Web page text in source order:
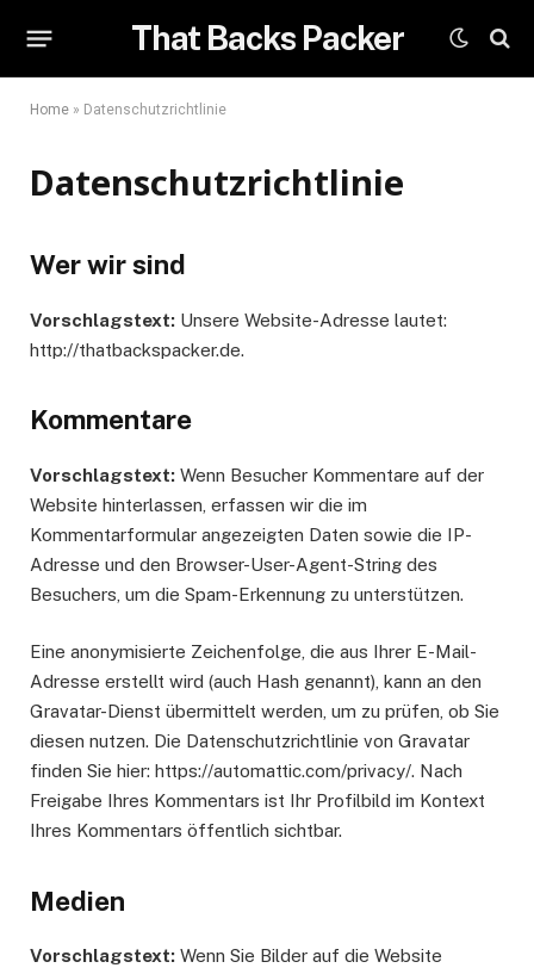
That Backs Packer
Home » Datenschutzrichtlinie
Datenschutzrichtlinie
Wer wir sind
Vorschlagstext: Unsere Website-Adresse lautet:
http://thatbackspacker.de.
Kommentare
Vorschlagstext: Wenn Besucher Kommentare auf der
Website hinterlassen, erfassen wir die im
Kommentarformular angezeigten Daten sowie die IP-
Adresse und den Browser-User-Agent-String des
Besuchers, um die Spam-Erkennung zu unterstützen.
Eine anonymisierte Zeichenfolge, die aus Ihrer E-Mail-
Adresse erstellt wird (auch Hash genannt), kann an den
Gravatar-Dienst übermittelt werden, um zu prüfen, ob Sie
diesen nutzen. Die Datenschutzrichtlinie von Gravatar
finden Sie hier: https://automattic.com/privacy/. Nach
Freigabe Ihres Kommentars ist Ihr Profilbild im Kontext
Ihres Kommentars öffentlich sichtbar.
Medien
Vorschlagstext: Wenn Sie Bilder auf die Website